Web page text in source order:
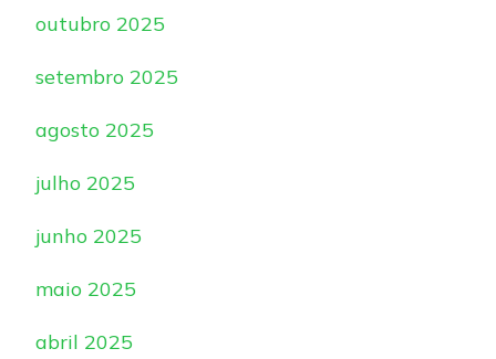
outubro 2025
setembro 2025
agosto 2025
julho 2025
junho 2025
maio 2025
abril 2025